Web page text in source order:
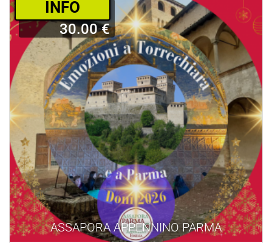
ASSAPORA APPENNINO PARMA
­INFO
30.00 €